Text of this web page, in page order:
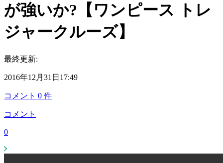
が強いか?【ワンピース トレ
ジャークルーズ】
最終更新:
2016年12月31日17:49
コメント 0 件
コメント
0